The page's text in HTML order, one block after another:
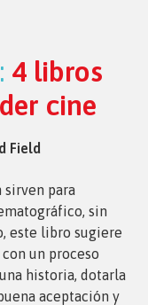
4 libros
cine
Field
sirven para
sin
este libro sugiere
un proceso
historia, dotarla
aceptación y